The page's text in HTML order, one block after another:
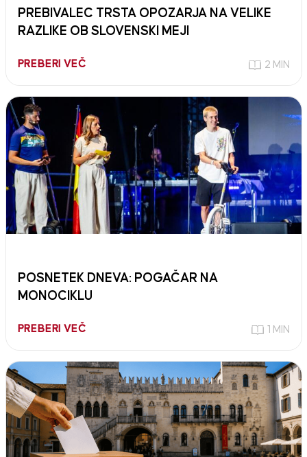
PREBIVALEC TRSTA OPOZARJA NA VELIKE
RAZLIKE OB SLOVENSKI MEJI
PREBERI VEČ 2 MIN
POSNETEK DNEVA: POGAČAR NA
MONOCIKLU
PREBERI VEČ 1 MIN